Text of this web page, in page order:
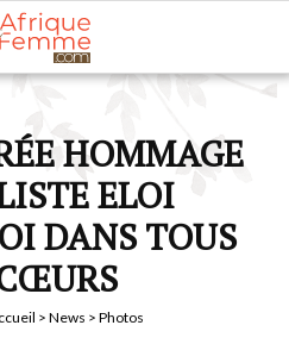
HOMMAGE
ELOI
DANS TOUS
> News > Photos